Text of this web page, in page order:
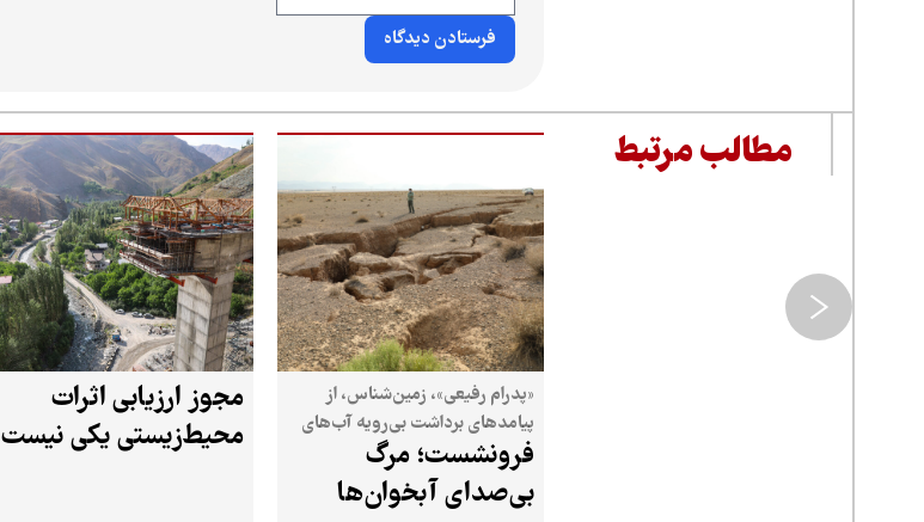
مطالب مرتبط
«پدرام رفیعی»، زمین‌شناس، از
پیامدهای برداشت بی‌رویه آب‌های
زیرزمینی می‌گوید
فرونشست؛ مرگ
بی‌صدای آبخوان‌ها
مجوز ارزیابی اثرات
محیط‌زیستی یکی نیست